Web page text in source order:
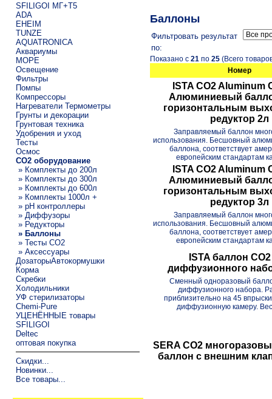
SFILIGOI МГ+Т5
ADA
EHEIM
TUNZE
AQUATRONICA
Аквариумы
МОРЕ
Освещение
Фильтры
Помпы
Компрессоры
Нагреватели Термометры
Грунты и декорации
Грунтовая техника
Удобрения и уход
Тесты
Осмос
CO2 оборудование
» Комплекты до 200л
» Комплекты до 300л
» Комплекты до 600л
» Комплекты 1000л +
» pH контроллеры
» Диффузоры
» Редукторы
» Баллоны
» Тесты CO2
» Аксессуары
ДозаторыАвтокормушки
Корма
Скребки
Холодильники
УФ стерилизаторы
Chemi-Pure
УЦЕНЁННЫЕ товары
SFILIGOI
Deltec
оптовая покупка
Скидки...
Новинки...
Все товары...
Баллоны
Фильтровать результат
по:
Показано с 21по 25(Всего
Номер
ISTA CO2 Aluminum
Алюминиевый
горизонтальным
редуктор 2л
Заправляемый баллон
использования. Бесшовный
баллона, соответствует
европейским стандартам
ISTA CO2 Aluminum
Алюминиевый
горизонтальным
редуктор 3л
Заправляемый баллон
использования. Бесшовный
баллона, соответствует
европейским стандартам
ISTA баллон
диффузионного
Сменный одноразовый
диффузионного набора.
приблизительно на 45
диффузионную камеру.
SERA CO2
баллон c внешним